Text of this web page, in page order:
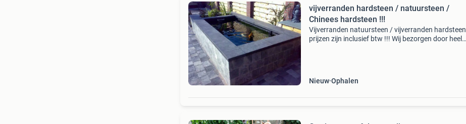
vijverranden hardsteen / natuursteen /
Chinees hardsteen !!!
Vijverranden natuursteen / vijverranden hardsteen
prijzen zijn inclusief btw !!! Wij bezorgen door heel
Nieuw Ophalen